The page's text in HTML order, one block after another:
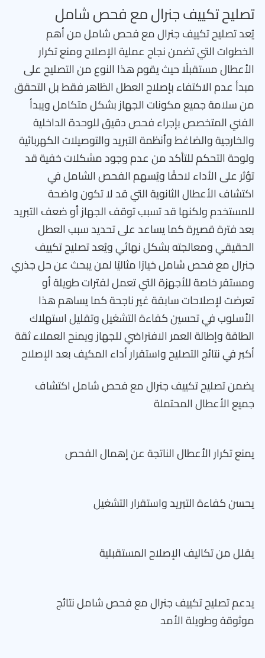
تصليح تكييف جنرال مع فحص شامل
يُعد تصليح تكييف جنرال مع فحص شامل من أهم
الخطوات التي تضمن نجاح عملية الإصلاح ومنع تكرار
الأعطال مستقبلًا حيث يقوم هذا النوع من التصليح على
مبدأ عدم الاكتفاء بإصلاح العطل الظاهر فقط بل التحقق
من سلامة جميع مكونات الجهاز بشكل متكامل ويبدأ
الفني المتخصص بإجراء فحص دقيق للوحدة الداخلية
والخارجية والضاغط وأنظمة التبريد والتوصيلات الكهربائية
ولوحة التحكم للتأكد من عدم وجود مشكلات خفية قد
تؤثر على الأداء لاحقًا ويُسهم الفحص الشامل في
اكتشاف الأعطال الثانوية التي قد لا تكون واضحة
للمستخدم ولكنها قد تسبب توقف الجهاز أو ضعف التبريد
بعد فترة قصيرة كما يساعد على تحديد سبب العطل
الحقيقي ومعالجته بشكل نهائي ويُعد تصليح تكييف
جنرال مع فحص شامل خيارًا مثاليًا لمن يبحث عن حل جذري
ومستقر خاصة للأجهزة التي تعمل لفترات طويلة أو
تعرضت لإصلاحات سابقة غير ناجحة كما يساهم هذا
الأسلوب في تحسين كفاءة التشغيل وتقليل استهلاك
الطاقة وإطالة العمر الافتراضي للجهاز ويمنح العملاء ثقة
أكبر في نتائج التصليح واستقرار أداء المكيف بعد الإصلاح
يضمن تصليح تكييف جنرال مع فحص شامل اكتشاف
جميع الأعطال المحتملة
يمنع تكرار الأعطال الناتجة عن إهمال الفحص
يحسن كفاءة التبريد واستقرار التشغيل
يقلل من تكاليف الإصلاح المستقبلية
يدعم تصليح تكييف جنرال مع فحص شامل نتائج
موثوقة وطويلة الأمد